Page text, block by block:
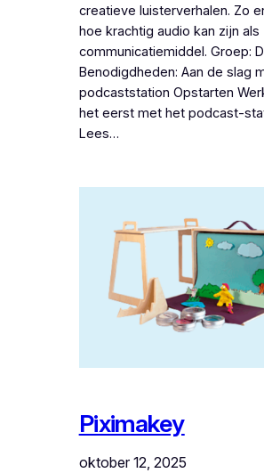
creatieve luisterverhalen. Zo
hoe krachtig audio kan zijn als
communicatiemiddel. Groep:
Benodigdheden: Aan de slag
podcaststation Opstarten
het eerst met het podcast-
Lees…
Piximakey
oktober 12, 2025